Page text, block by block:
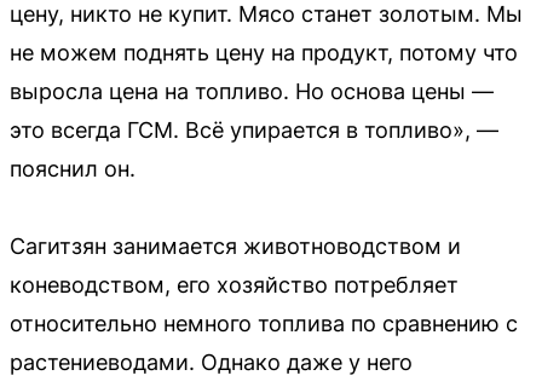
цену, никто не купит. Мясо станет золотым. Мы
не можем поднять цену на продукт, потому что
выросла цена на топливо. Но основа цены —
это всегда ГСМ. Всё упирается в топливо», —
пояснил он.
Сагитзян занимается животноводством и
коневодством, его хозяйство потребляет
относительно немного топлива по сравнению с
растениеводами. Однако даже у него